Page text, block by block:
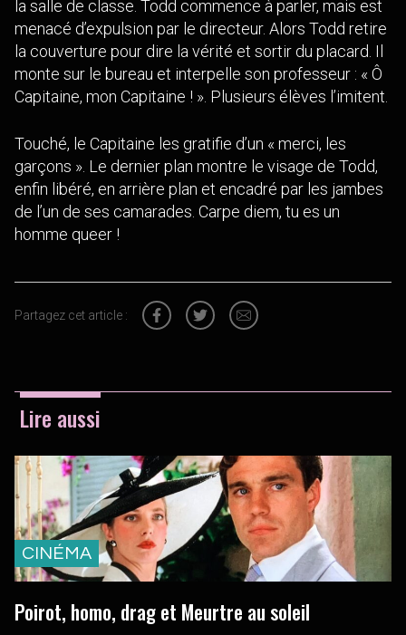
la salle de classe. Todd commence à parler, mais est
menacé d’expulsion par le directeur. Alors Todd retire
la couverture pour dire la vérité et sortir du placard. Il
monte sur le bureau et interpelle son professeur : « Ô
Capitaine, mon Capitaine ! ». Plusieurs élèves l’imitent.
Touché, le Capitaine les gratifie d’un « merci, les
garçons ». Le dernier plan montre le visage de Todd,
enfin libéré, en arrière plan et encadré par les jambes
de l’un de ses camarades. Carpe diem, tu es un
homme queer !
Partagez cet article :
Lire aussi
CINÉMA
Poirot, homo, drag et Meurtre au soleil